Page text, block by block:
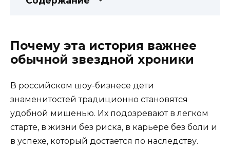
Почему эта история важнее
обычной звездной хроники
В российском шоу-бизнесе дети
знаменитостей традиционно становятся
удобной мишенью. Их подозревают в легком
старте, в жизни без риска, в карьере без боли и
в успехе, который достается по наследству.